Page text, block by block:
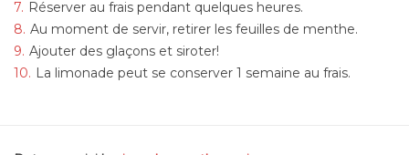
Réserver au frais pendant quelques heures.
Au moment de servir, retirer les feuilles de menthe.
Ajouter des glaçons et siroter!
La limonade peut se conserver 1 semaine au frais.